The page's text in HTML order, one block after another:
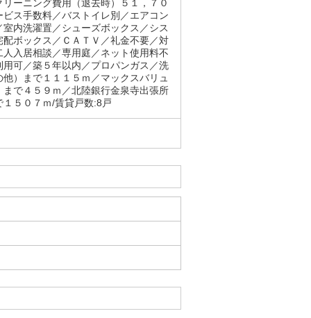
ーニング費用（退去時）５１，７０
ス手数料／バストイレ別／エアコン
内洗濯置／シューズボックス／シス
ボックス／ＣＡＴＶ／礼金不要／対
入居相談／専用庭／ネット使用料不
可／築５年以内／プロパンガス／洗
）まで１１１５ｍ／マックスバリュ
で４５９ｍ／北陸銀行金泉寺出張所
１５０７ｍ/賃貸戸数:8戸